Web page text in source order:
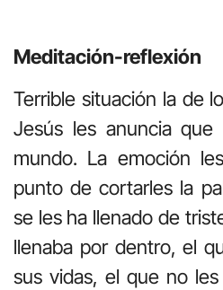
Meditación-reflexión
Terrible situación la de
Jesús les anuncia
mundo. La emoción
punto de cortarles la
se les ha llenado de
llenaba por dentro, el
sus vidas, el que no